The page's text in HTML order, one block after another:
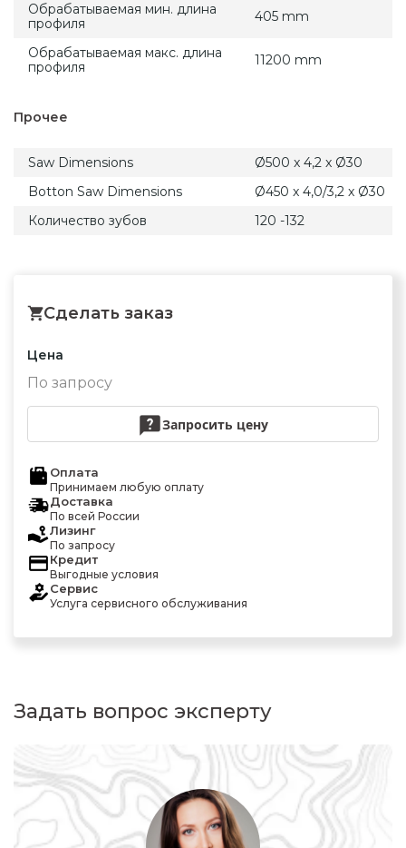
Обрабатываемая мин. длина
профиля
405 mm
Обрабатываемая макс. длина
профиля
11200 mm
Прочее
Saw Dimensions
Ø500 x 4,2 x Ø30
Botton Saw Dimensions
Ø450 x 4,0/3,2 x Ø30
Количество зубов
120 -132
Сделать заказ
Цена
По запросу
Запросить цену
Оплата
Принимаем любую оплату
Доставка
По всей России
Лизинг
По запросу
Кредит
Выгодные условия
Сервис
Услуга сервисного обслуживания
Задать вопрос эксперту